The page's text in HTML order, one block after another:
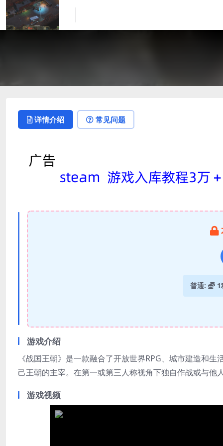
详情介绍 常见问题
普通: 1
游戏介绍
《战国王朝》是一款融合了开放世界RPG、城市建造和
己王朝的主宰。在第一或第三人称视角下独自作战或与他
游戏视频